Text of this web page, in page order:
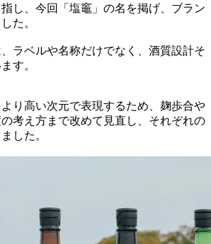
し、今回「塩竈」の名を掲げ、ブラン
た。
ラベルや名称だけでなく、酒質設計そ
す。
り高い次元で表現するため、麹歩合や
考え方まで改めて見直し、それぞれの
した。